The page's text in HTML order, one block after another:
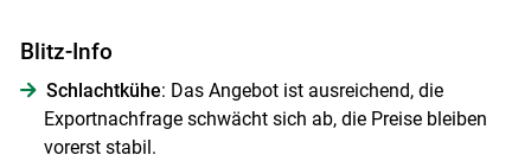
Blitz-Info
Schlachtkühe: Das Angebot ist ausreichend, die
Exportnachfrage schwächt sich ab, die Preise bleiben
vorerst stabil.